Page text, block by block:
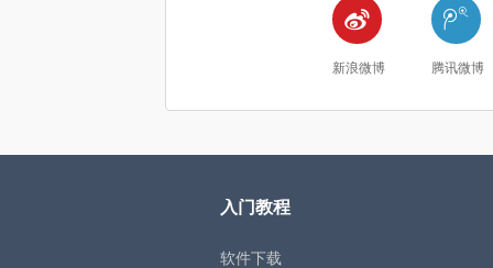

新浪微博

腾讯微博
入门教程
软件下载